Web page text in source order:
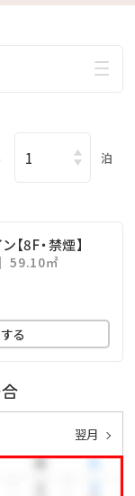
10：00～21：
（3階）
詳細を見る」よ
円、上限3,000
様は駐車場無料
泊
【8F・禁煙】
59.10㎡
る
翌月